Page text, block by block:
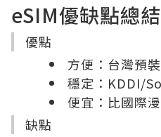
eSIM優缺點總
優點
方便：台灣預
穩定：KDDI/
便宜：比國際
缺點